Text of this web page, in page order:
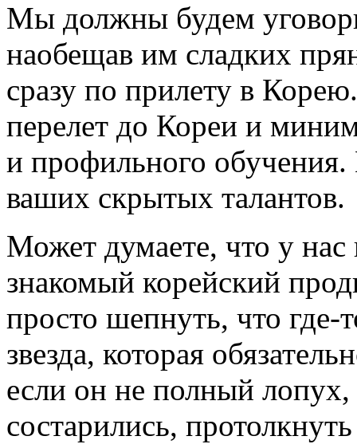
Мы должны будем
наобещав им сладких
сразу по прилету в
перелет до Кореи и
и профильного
ваших скрытых талантов.
Может думаете, что у нас
знакомый корейский
просто шепнуть, что где-
звезда, которая
если он не полный
состарились,